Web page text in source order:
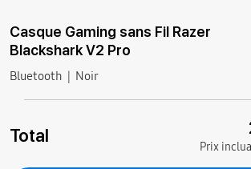
Casque Gaming sans Fil Razer
Blackshark V2 Pro
Bluetooth Noir
Total
Prix